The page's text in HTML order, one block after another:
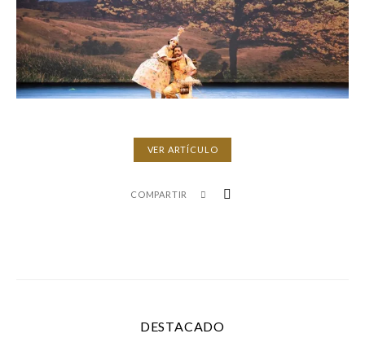
VER ARTÍCULO
COMPARTIR
DESTACADO